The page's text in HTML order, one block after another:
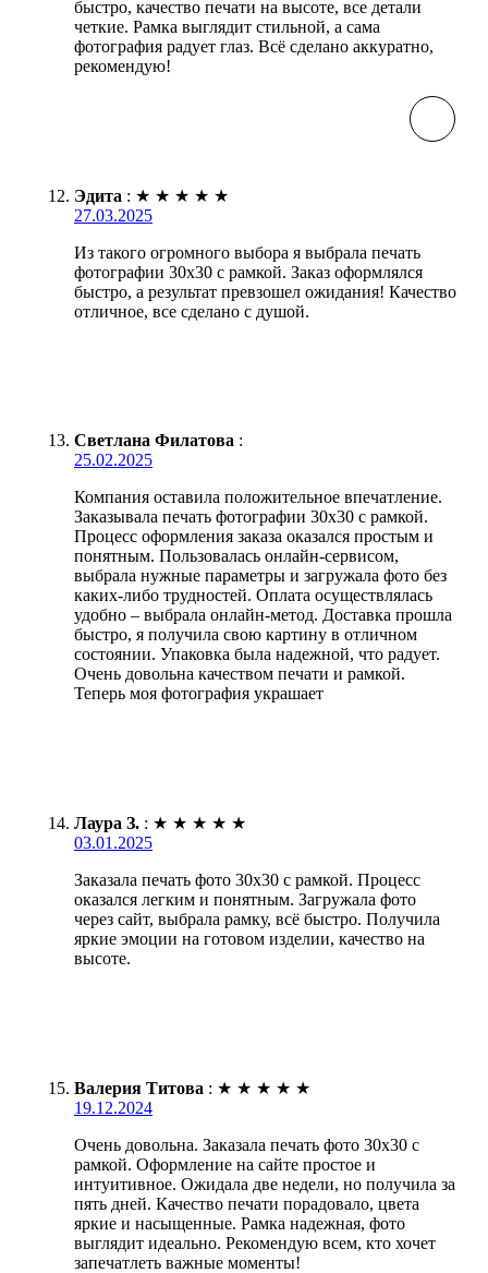
быстро, качество печати на высоте, все детали
четкие. Рамка выглядит стильной, а сама
фотография радует глаз. Всё сделано аккуратно,
рекомендую!
Эдита : ★ ★ ★ ★ ★
27.03.2025
Из такого огромного выбора я выбрала печать
фотографии 30х30 с рамкой. Заказ оформлялся
быстро, а результат превзошел ожидания! Качество
отличное, все сделано с душой.
Светлана Филатова :
25.02.2025
Компания оставила положительное впечатление.
Заказывала печать фотографии 30х30 с рамкой.
Процесс оформления заказа оказался простым и
понятным. Пользовалась онлайн-сервисом,
выбрала нужные параметры и загружала фото без
каких-либо трудностей. Оплата осуществлялась
удобно – выбрала онлайн-метод. Доставка прошла
быстро, я получила свою картину в отличном
состоянии. Упаковка была надежной, что радует.
Очень довольна качеством печати и рамкой.
Теперь моя фотография украшает
Лаура З. : ★ ★ ★ ★ ★
03.01.2025
Заказала печать фото 30х30 с рамкой. Процесс
оказался легким и понятным. Загружала фото
через сайт, выбрала рамку, всё быстро. Получила
яркие эмоции на готовом изделии, качество на
высоте.
Валерия Титова : ★ ★ ★ ★ ★
19.12.2024
Очень довольна. Заказала печать фото 30х30 с
рамкой. Оформление на сайте простое и
интуитивное. Ожидала две недели, но получила за
пять дней. Качество печати порадовало, цвета
яркие и насыщенные. Рамка надежная, фото
выглядит идеально. Рекомендую всем, кто хочет
запечатлеть важные моменты!